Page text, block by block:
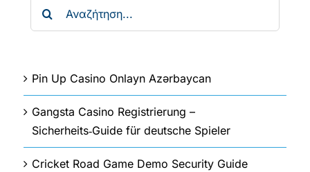
Pin Up Casino Onlayn Azərbaycan
Gangsta Casino Registrierung –
Sicherheits‑Guide für deutsche Spieler
Cricket Road Game Demo Security Guide